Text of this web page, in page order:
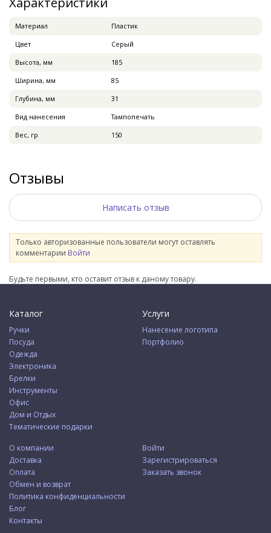
Материал
Пластик
Цвет
Серый
Высота, мм
185
Ширина, мм
85
Глубина, мм
31
Вид нанесения
Тампопечать
Вес, гр
150
Отзывы
Написать отзыв
Только авторизованные пользователи могут оставлять
комментарии Войти
Будьте первыми, кто оставит отзыв к даному товару.
Каталог
Ручки
Посуда
Одежда
Электроника
Брелки
Инструменты
Офис
Дом и Отдых
Тематические подарки
Услуги
Нанесение логотипа
Портфолио
О компании
Доставка
Оплата
Обмен и возврат
Политика конфиденциальности
Блог
Контакты
Войти
Зарегистрироваться
Заказать звонок